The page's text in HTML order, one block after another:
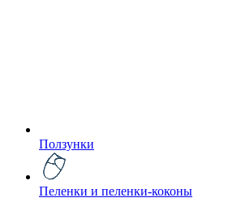
Ползунки
Пеленки и пеленки-коконы